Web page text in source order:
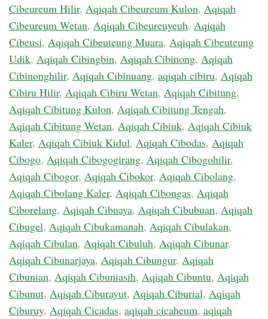
Cibeureum Hilir, Aqiqah Cibeureum Kulon, Aqiqah
Cibeureum Wetan, Aqiqah Cibeureuyeuh, Aqiqah
Cibeusi, Aqiqah Cibeuteung Muara, Aqiqah Cibeuteung
Udik, Aqiqah Cibingbin, Aqiqah Cibinong, Aqiqah
Cibinonghilir, Aqiqah Cibinuang, aqiqah cibiru, Aqiqah
Cibiru Hilir, Aqiqah Cibiru Wetan, Aqiqah Cibitung,
Aqiqah Cibitung Kulon, Aqiqah Cibitung Tengah,
Aqiqah Cibitung Wetan, Aqiqah Cibiuk, Aqiqah Cibiuk
Kaler, Aqiqah Cibiuk Kidul, Aqiqah Cibodas, Aqiqah
Cibogo, Aqiqah Cibogogirang, Aqiqah Cibogohilir,
Aqiqah Cibogor, Aqiqah Cibokor, Aqiqah Cibolang,
Aqiqah Cibolang Kaler, Aqiqah Cibongas, Aqiqah
Ciborelang, Aqiqah Cibuaya, Aqiqah Cibubuan, Aqiqah
Cibugel, Aqiqah Cibukamanah, Aqiqah Cibulakan,
Aqiqah Cibulan, Aqiqah Cibuluh, Aqiqah Cibunar,
Aqiqah Cibunarjaya, Aqiqah Cibungur, Aqiqah
Cibunian, Aqiqah Cibuniasih, Aqiqah Cibuntu, Aqiqah
Cibunut, Aqiqah Ciburayut, Aqiqah Ciburial, Aqiqah
Ciburuy, Aqiqah Cicadas, aqiqah cicaheum, aqiqah